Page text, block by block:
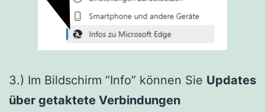
3.) Im Bildschirm “Info” können Sie Updates
über getaktete Verbindungen